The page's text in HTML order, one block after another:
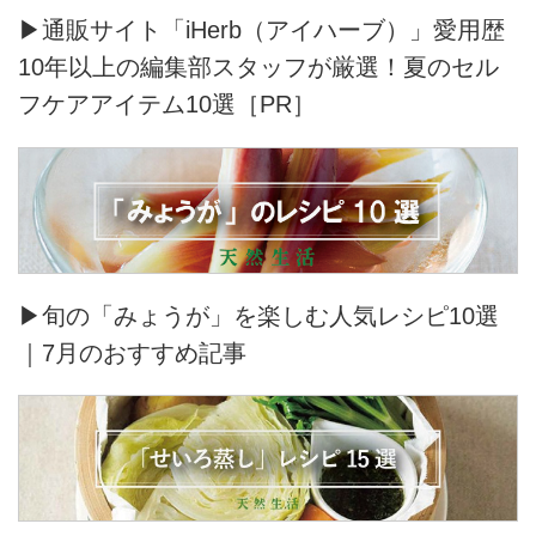
▶通販サイト「iHerb（アイハーブ）」愛用歴
10年以上の編集部スタッフが厳選！夏のセル
フケアアイテム10選［PR］
▶旬の「みょうが」を楽しむ人気レシピ10選
｜7月のおすすめ記事